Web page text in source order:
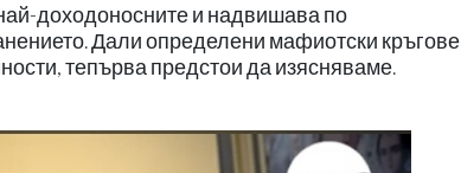
доходоносните и надвишава по
Дали определени мафиотски кръгове
тепърва предстои да изясняваме.